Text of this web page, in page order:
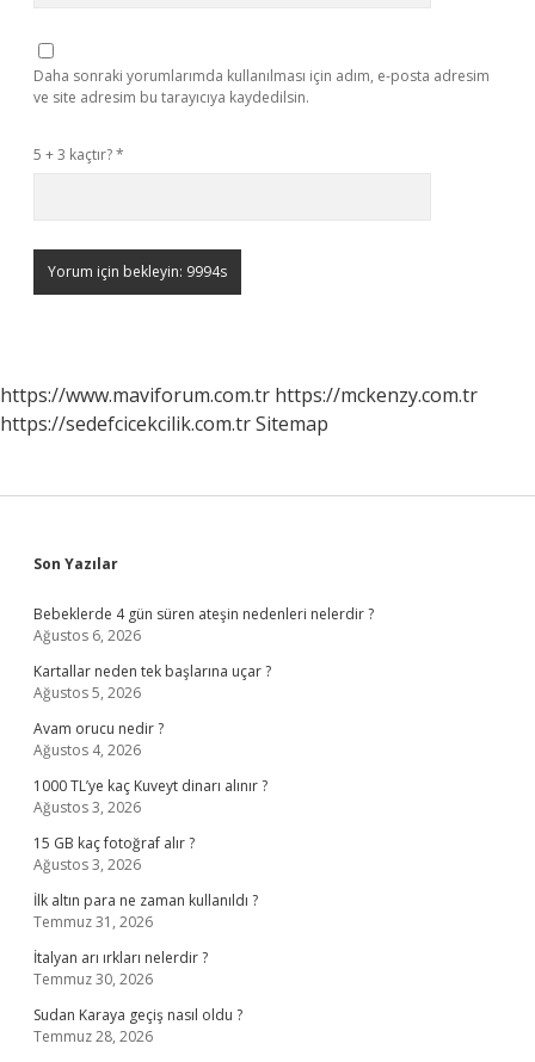
Daha sonraki yorumlarımda kullanılması için adım, e-posta adresim
ve site adresim bu tarayıcıya kaydedilsin.
5 + 3 kaçtır?*
https://www.maviforum.com.tr https://mckenzy.com.tr
https://sedefcicekcilik.com.trSitemap
Sidebar
Son Yazılar
Bebeklerde 4 gün süren ateşin nedenleri nelerdir ?
Ağustos 6, 2026
Kartallar neden tek başlarına uçar ?
Ağustos 5, 2026
Avam orucu nedir ?
Ağustos 4, 2026
1000 TL’ye kaç Kuveyt dinarı alınır ?
Ağustos 3, 2026
15 GB kaç fotoğraf alır ?
Ağustos 3, 2026
İlk altın para ne zaman kullanıldı ?
Temmuz 31, 2026
İtalyan arı ırkları nelerdir ?
Temmuz 30, 2026
Sudan Karaya geçiş nasıl oldu ?
Temmuz 28, 2026